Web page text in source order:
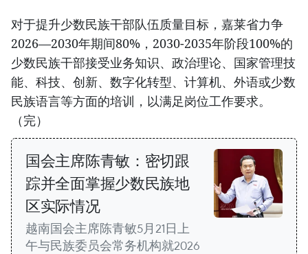
对于提升少数民族干部队伍质量目标，嘉莱省力争
2026—2030年期间80%，2030-2035年阶段100%的
少数民族干部接受业务知识、政治理论、国家管理技
能、科技、创新、数字化转型、计算机、外语或少数
民族语言等方面的培训，以满足岗位工作要求。
（完）
国会主席陈青敏：密切跟
踪并全面掌握少数民族地
区实际情况
越南国会主席陈青敏5月21日上
午与民族委员会常务机构就2026